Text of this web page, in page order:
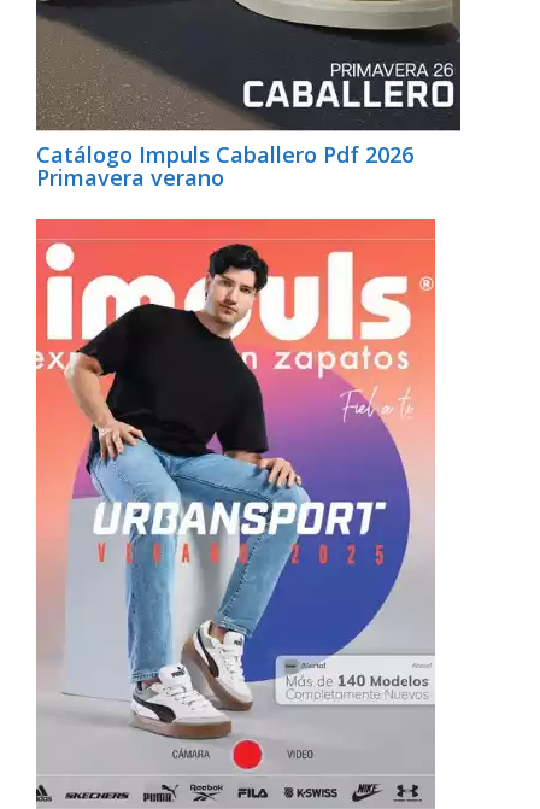
Catálogo Impuls Caballero Pdf 2026
Primavera verano